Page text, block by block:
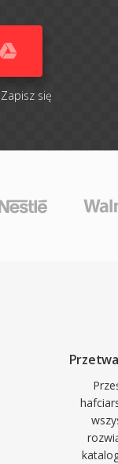
Zapisz się